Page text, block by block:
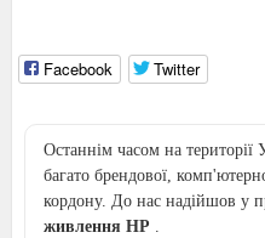
Facebook Twitter
Останнім часом на території
багато брендової,
кордону. До нас надійшов у
живлення HP .